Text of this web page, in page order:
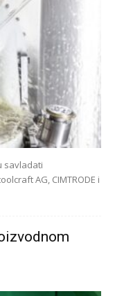
savladati
AG, CIMTRODE i